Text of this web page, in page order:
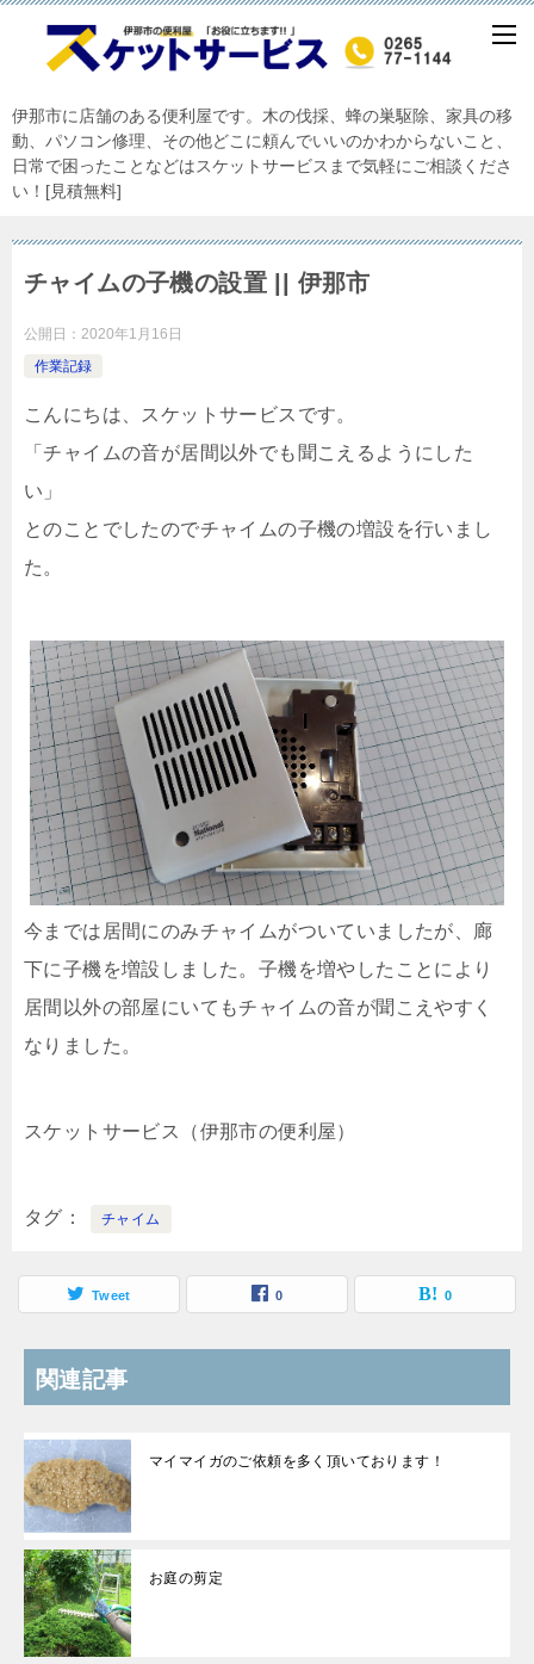
伊那市に店舗のある便利屋です。木の伐採、蜂の巣駆除、家具の移
動、パソコン修理、その他どこに頼んでいいのかわからないこと、
日常で困ったことなどはスケットサービスまで気軽にご相談くださ
い！[見積無料]
チャイムの子機の設置 || 伊那市
公開日： 2020年1月16日
作業記録
こんにちは、スケットサービスです。
「チャイムの音が居間以外でも聞こえるようにした
い」
とのことでしたのでチャイムの子機の増設を行いまし
た。
今までは居間にのみチャイムがついていましたが、廊
下に子機を増設しました。子機を増やしたことにより
居間以外の部屋にいてもチャイムの音が聞こえやすく
なりました。
スケットサービス（伊那市の便利屋）
タグ チャイム
Tweet 0 0
関連記事
マイマイガのご依頼を多く頂いております！
お庭の剪定